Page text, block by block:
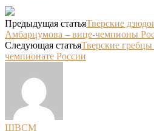
Предыдущая статьяТверские
Амбарцумова – вице-чемпионы
Следующая статьяТверские гребцы
чемпионате России
ШВСМ